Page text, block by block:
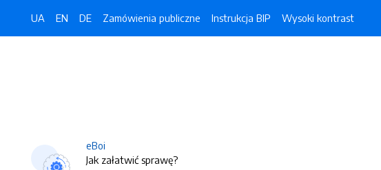
UA EN DE Zamówienia publiczne Instrukcja BIP Wysoki kontrast
eBoi
Jak załatwić sprawę?